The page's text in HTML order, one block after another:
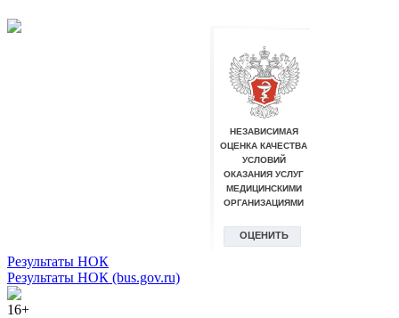
Результаты НОК
Результаты НОК (bus.gov.ru)
16+